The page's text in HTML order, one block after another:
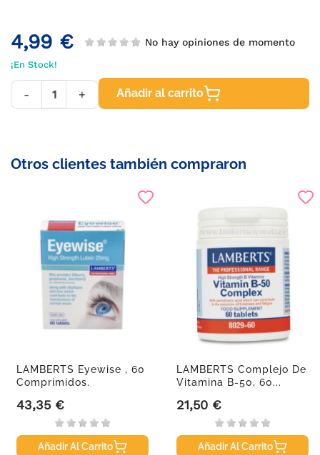
4,99 € No hay opiniones de momento
¡En Stock!
- + Añadir al carrito
Otros clientes también compraron
LAMBERTS Eyewise , 60
Comprimidos.
Precio
43,35 €
Añadir Al Carrito
LAMBERTS Complejo De
Vitamina B-50, 60...
Precio
21,50 €
Añadir Al Carrito